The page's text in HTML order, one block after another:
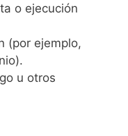
o ejecución
(por ejemplo,
u otros